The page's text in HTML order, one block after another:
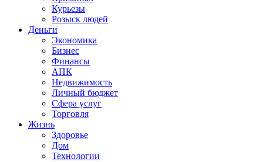
Курьезы
Розыск людей
Деньги
Экономика
Бизнес
Финансы
АПК
Недвижимость
Личный бюджет
Сфера услуг
Торговля
Жизнь
Здоровье
Дом
Технологии